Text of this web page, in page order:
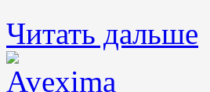
Читать дальше